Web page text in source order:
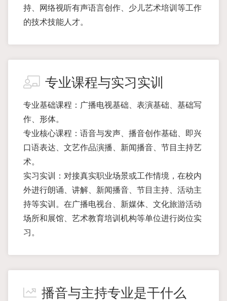
持、网络视听有声语言创作、少儿艺术培训等工作
的技术技能人才。
专业课程与实习实训
专业基础课程：广播电视基础、表演基础、基础写
作、形体。
专业核心课程：语音与发声、播音创作基础、即兴
口语表达、文艺作品演播、新闻播音、节目主持艺
术。
实习实训：对接真实职业场景或工作情境，在校内
外进行朗诵、讲解、新闻播音、节目主持、活动主
持等实训。在广播电视台、新媒体、文化旅游活动
场所和展馆、艺术教育培训机构等单位进行岗位实
习。
播音与主持专业是干什么